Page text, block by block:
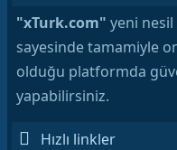
"xTurk.com" yeni
sayesinde tamamiyle
olduğu platformda
yapabilirsiniz.
Hızlı linkler